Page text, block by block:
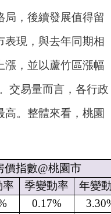
局，後續發展值得留
表現，與去年同期相
漲，並以蘆竹區漲幅
交易量而言，各行政
高。整體來看，桃園
價指數@桃園市
率 季變動率
年變
0.17%